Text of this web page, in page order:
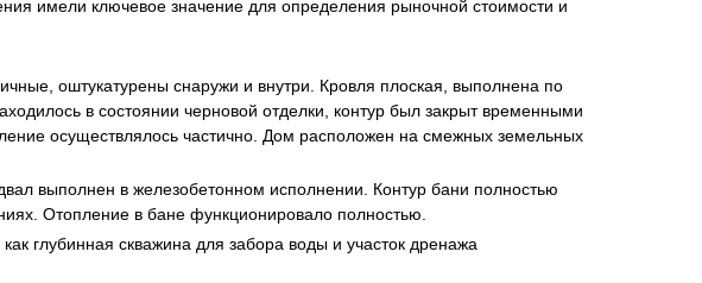
создания документа
имели ключевое значение для определения рыночной стоимости и
оштукатурены снаружи и внутри. Кровля плоская, выполнена по
в состоянии черновой отделки, контур был закрыт временными
осуществлялось частично. Дом расположен на смежных земельных
выполнен в железобетонном исполнении. Контур бани полностью
Отопление в бане функционировало полностью.
глубинная скважина для забора воды и участок дренажа